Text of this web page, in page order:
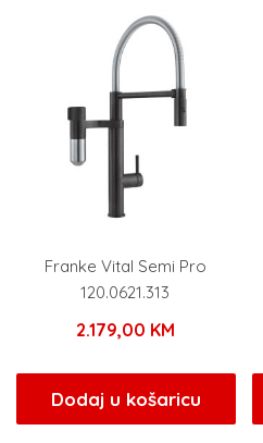
Franke Vital Semi Pro
120.0621.313
2.179,00 KM
Dodaj u košaricu